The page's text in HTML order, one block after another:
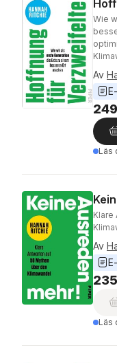
Wie
Av
Läs
Klare
Av
Läs